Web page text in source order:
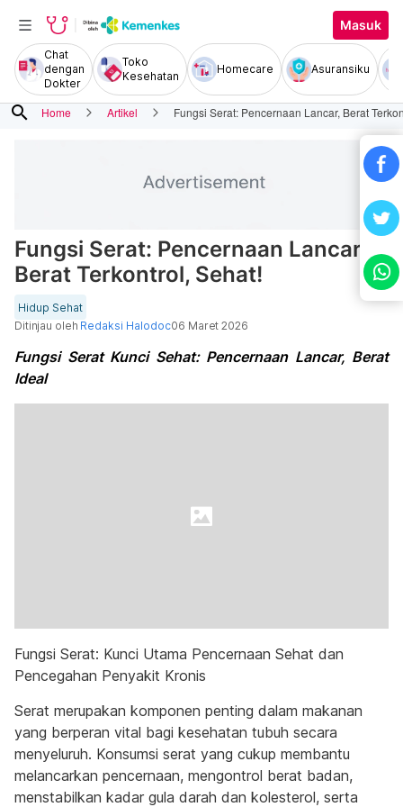
Masuk
Chat
dengan
Dokter
Toko
Kesehatan
Homecare Asuransiku
search Home Artikel Fungsi Serat: Pencernaan Lancar, Berat
Fungsi Serat: Pencernaan Lancar,
Berat Terkontrol, Sehat!
Hidup Sehat
Ditinjau oleh Redaksi Halodoc06 Maret 2026
Fungsi Serat Kunci Sehat: Pencernaan Lancar, Berat
Ideal
Fungsi Serat: Kunci Utama Pencernaan Sehat dan
Pencegahan Penyakit Kronis
Serat merupakan komponen penting dalam makanan
yang berperan vital bagi kesehatan tubuh secara
menyeluruh. Konsumsi serat yang cukup membantu
melancarkan pencernaan, mengontrol berat badan,
menstabilkan kadar gula darah dan kolesterol, serta